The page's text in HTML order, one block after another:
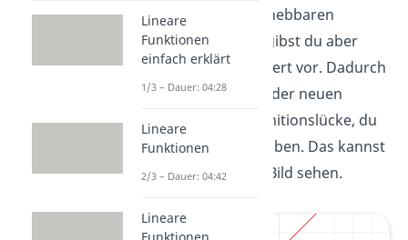
Funktion, an der hebbaren
Definitionslücke gibst du aber
einen Funktionswert vor. Dadurch
verschwindet bei der neuen
Funktion die Definitionslücke, du
hast sie also behoben. Das kannst
du im folgenden Bild sehen.
Lineare
Funktionen
einfach erklärt
1/3 – Dauer: 04:28
Lineare
Funktionen
2/3 – Dauer: 04:42
Lineare
Funktionen